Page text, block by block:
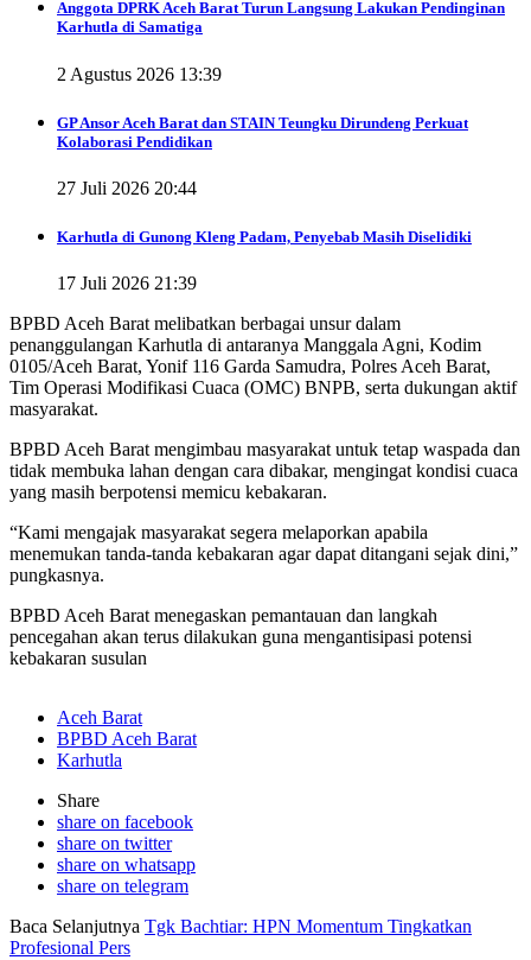
Anggota DPRK Aceh Barat Turun Langsung Lakukan Pendinginan
Karhutla di Samatiga
2 Agustus 2026 13:39
GP Ansor Aceh Barat dan STAIN Teungku Dirundeng Perkuat
Kolaborasi Pendidikan
27 Juli 2026 20:44
Karhutla di Gunong Kleng Padam, Penyebab Masih Diselidiki
17 Juli 2026 21:39
BPBD Aceh Barat melibatkan berbagai unsur dalam
penanggulangan Karhutla di antaranya Manggala Agni, Kodim
0105/Aceh Barat, Yonif 116 Garda Samudra, Polres Aceh Barat,
Tim Operasi Modifikasi Cuaca (OMC) BNPB, serta dukungan aktif
masyarakat.
BPBD Aceh Barat mengimbau masyarakat untuk tetap waspada dan
tidak membuka lahan dengan cara dibakar, mengingat kondisi cuaca
yang masih berpotensi memicu kebakaran.
“Kami mengajak masyarakat segera melaporkan apabila
menemukan tanda-tanda kebakaran agar dapat ditangani sejak dini,”
pungkasnya.
BPBD Aceh Barat menegaskan pemantauan dan langkah
pencegahan akan terus dilakukan guna mengantisipasi potensi
kebakaran susulan
Aceh Barat
BPBD Aceh Barat
Karhutla
Share
share on facebook
share on twitter
share on whatsapp
share on telegram
Baca Selanjutnya Tgk Bachtiar: HPN Momentum Tingkatkan
Profesional Pers